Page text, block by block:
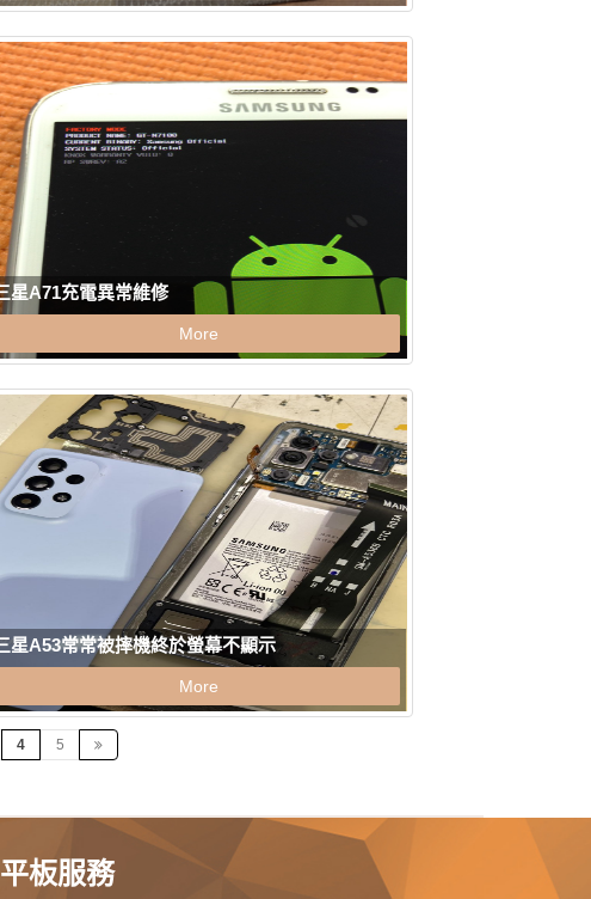
星A71充電異常維修
More
星A53常常被摔機終於螢幕不顯示
More
4 5
板服務